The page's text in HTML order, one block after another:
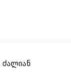
ძალიან